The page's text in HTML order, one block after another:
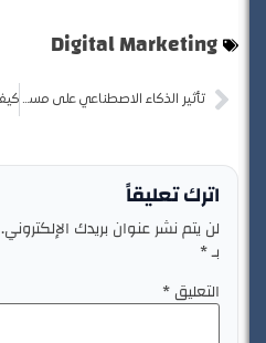
Digital Marketing
تأثير الذكاء الاصطناعي على مستقبل التجارة الإلكترونية
اترك تعليقاً
لن يتم نشر عنوان بريدك الإلكتروني.
*
التعليق*